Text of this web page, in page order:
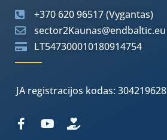
+370 620 96517 (Vygantas)
sector2Kaunas@endbaltic.eu
LT547300010180914754
JA registracijos kodas: 304219628